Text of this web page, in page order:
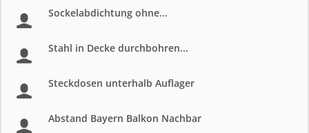
Sockelabdichtung ohne...
Stahl in Decke durchbohren...
Steckdosen unterhalb Auflager
Abstand Bayern Balkon Nachbar